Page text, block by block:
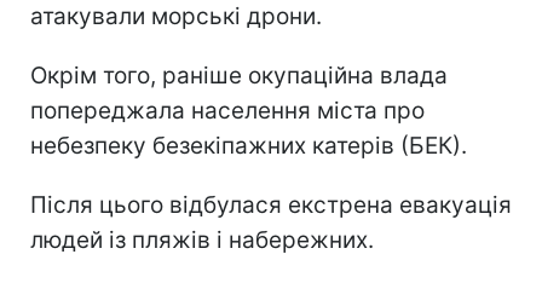
атакували морські дрони.
Окрім того, раніше окупаційна влада
попереджала населення міста про
небезпеку безекіпажних катерів (БЕК).
Після цього відбулася екстрена евакуація
людей із пляжів і набережних.